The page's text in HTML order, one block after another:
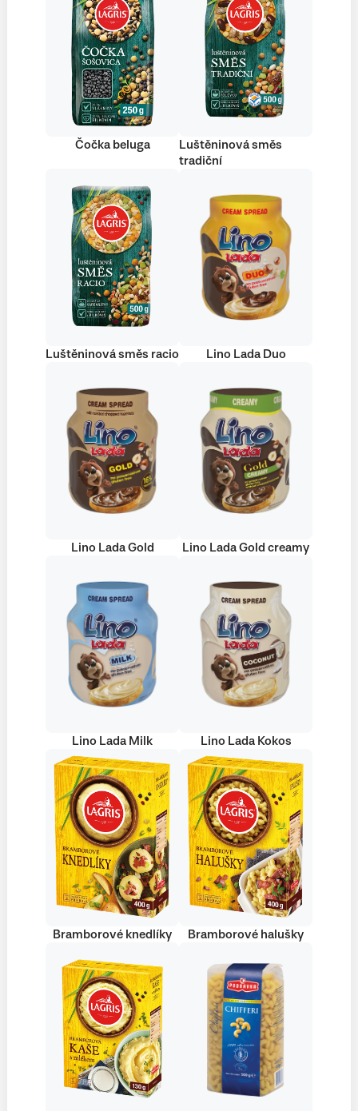
Čočka beluga
Luštěninová směs
tradiční
Luštěninová směs racio Lino Lada Duo
Lino Lada Gold Lino Lada Gold creamy
Lino Lada Milk Lino Lada Kokos
Bramborové knedlíky Bramborové halušky